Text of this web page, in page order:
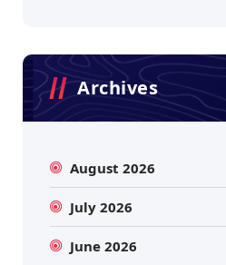
Archives
August 2026
July 2026
June 2026